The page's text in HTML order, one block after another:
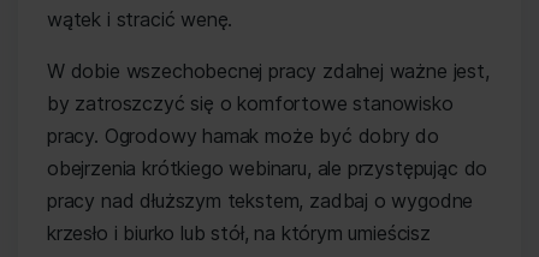
wątek i stracić wenę.
W dobie wszechobecnej pracy zdalnej ważne jest,
by zatroszczyć się o komfortowe stanowisko
pracy. Ogrodowy hamak może być dobry do
obejrzenia krótkiego webinaru, ale przystępując do
pracy nad dłuższym tekstem, zadbaj o wygodne
krzesło i biurko lub stół, na którym umieścisz